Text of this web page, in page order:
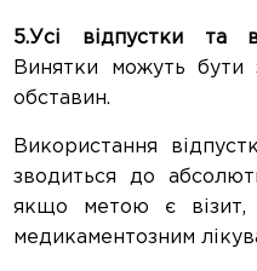
5.Усі відпустки та
Винятки можуть бути
обставин.
Використання
зводиться до
якщо метою є візит,
медикаментозним